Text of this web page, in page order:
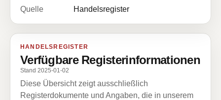
Quelle
Handelsregister
HANDELSREGISTER
Verfügbare Registerinformationen
Stand 2025-01-02
Diese Übersicht zeigt ausschließlich
Registerdokumente und Angaben, die in unserem